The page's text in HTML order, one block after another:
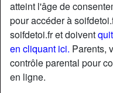
atteint l'âge de
pour accéder à
soifdetoi.fr et doivent
en cliquant ici. Parents,
contrôle parental pour
en ligne.